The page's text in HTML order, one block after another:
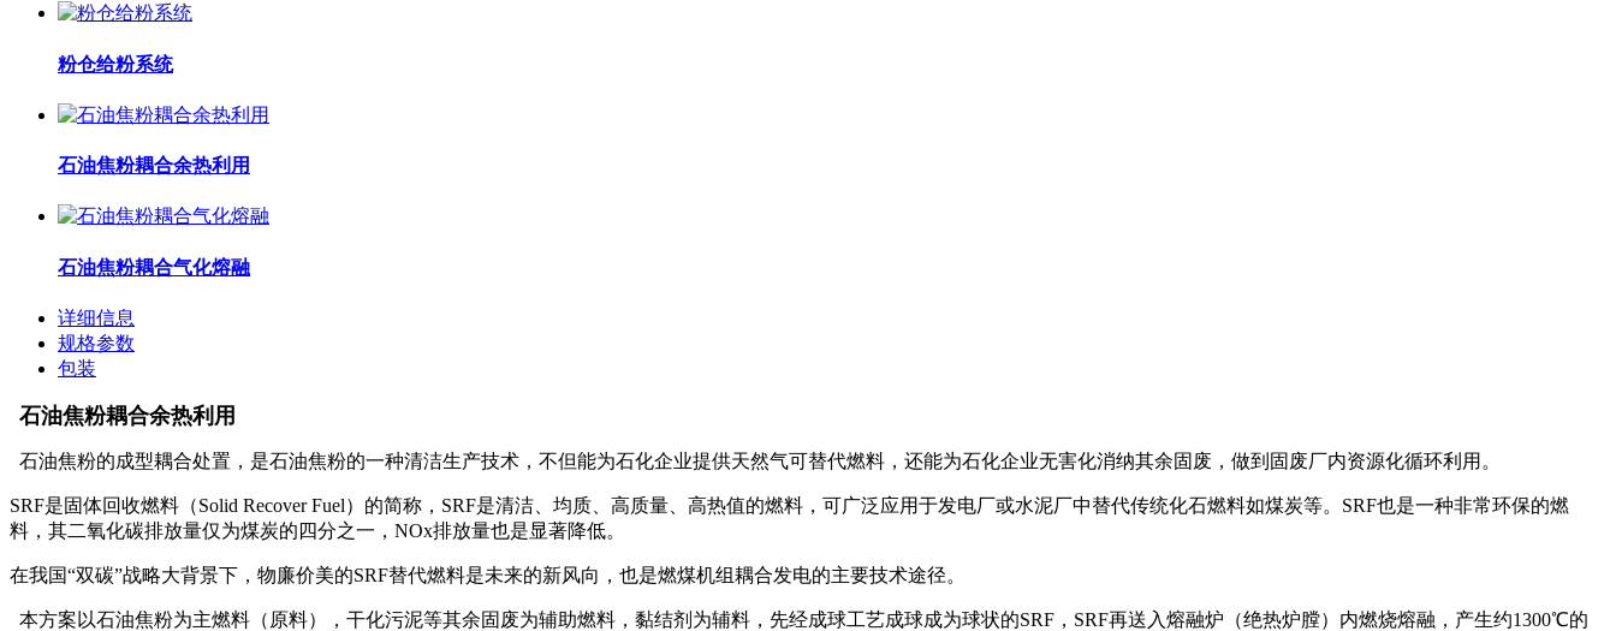
粉仓给粉系统
石油焦粉耦合余热利用
石油焦粉耦合气化熔融
详细信息
规格参数
包装
石油焦粉耦合余热利用
石油焦粉的成型耦合处置，是石油焦粉的一种清洁生产技术，不但能为石化企业提供天然气可替代燃料，还能为石化企业无害化消纳其余固废，做到固废厂内资源化循环利用。
SRF是固体回收燃料（Solid Recover Fuel）的简称，SRF是清洁、均质、高质量、高热值的燃料，可广泛应用于发电厂或水泥厂中替代传统化石燃料如煤炭等。SRF也是一种非常环保的燃
料，其二氧化碳排放量仅为煤炭的四分之一，NOx排放量也是显著降低。
在我国“双碳”战略大背景下，物廉价美的SRF替代燃料是未来的新风向，也是燃煤机组耦合发电的主要技术途径。
本方案以石油焦粉为主燃料（原料），干化污泥等其余固废为辅助燃料，黏结剂为辅料，先经成球工艺成球成为球状的SRF，SRF再送入熔融炉（绝热炉膛）内燃烧熔融，产生约1300℃的